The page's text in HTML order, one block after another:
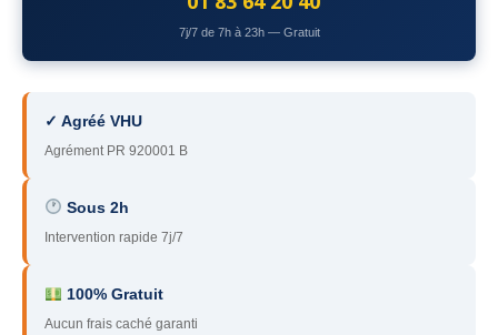
– Yvelines
92– Hauts-de-Seine
93 – Seine-Saint-Denis
94– Val-de-Marne
95 – Val d’Oise
– Essonne
89 – Yonne
7j/7 de 7h à 23h — Gratuit
✓ Agréé VHU
Agrément PR 920001 B
Sous 2h
Intervention rapide 7j/7
100% Gratuit
Aucun frais caché garanti